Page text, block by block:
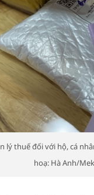
lý thuế đối với hộ, cá
hoạ: Hà Anh/